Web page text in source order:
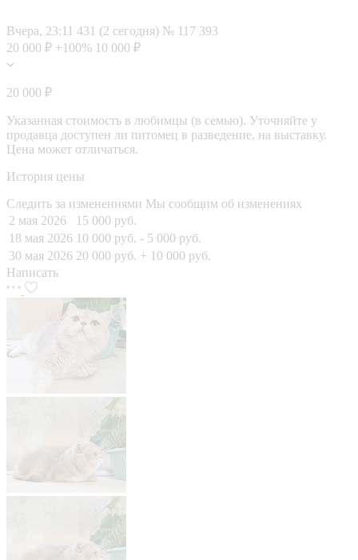
Вчера, 23:11 431 (2 сегодня) № 117 393
20 000 ₽ +100% 10 000 ₽
20 000 ₽
Указанная стоимость в любимцы (в семью). Уточняйте у
продавца доступен ли питомец в разведение, на выставку.
Цена может отличаться.
История цены
Следить за изменениями Мы сообщим об изменениях
2 мая 2026
15 000 руб.
18 мая 2026 10 000 руб. - 5 000 руб.
30 мая 2026 20 000 руб. + 10 000 руб.
Написать